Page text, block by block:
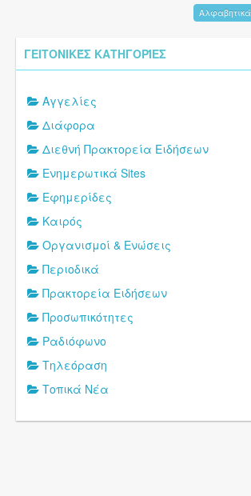
Αλφαβητικά
ΓΕΙΤΟΝΙΚΈΣ ΚΑΤΗΓΟΡΊΕΣ
Αγγελίες
Διάφορα
Διεθνή Πρακτορεία Ειδήσεων
Ενημερωτικά Sites
Εφημερίδες
Καιρός
Οργανισμοί & Ενώσεις
Περιοδικά
Πρακτορεία Ειδήσεων
Προσωπικότητες
Ραδιόφωνο
Τηλεόραση
Τοπικά Νέα